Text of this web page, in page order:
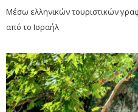
Μέσω ελληνικών τουριστικών
από το Ισραήλ